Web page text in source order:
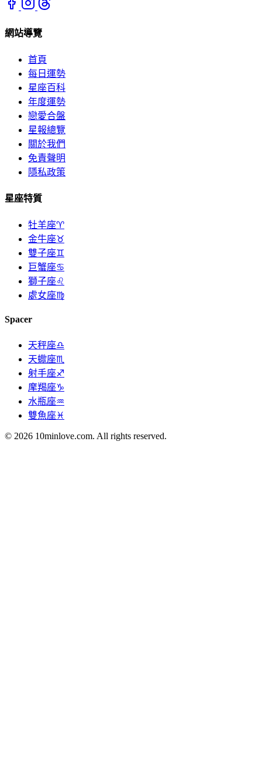
網站導覽
首頁
每日運勢
星座百科
年度運勢
戀愛合盤
星報總覽
關於我們
免責聲明
隱私政策
星座特質
牡羊座♈
金牛座♉
雙子座♊
巨蟹座♋
獅子座♌
處女座♍
Spacer
天秤座♎
天蠍座♏
射手座♐
摩羯座♑
水瓶座♒
雙魚座♓
© 2026 10minlove.com. All rights reserved.